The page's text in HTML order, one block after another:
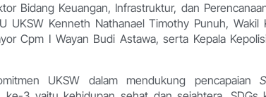
Bidang Keuangan, Infrastruktur, dan
UKSW Kenneth Nathanael Timothy Punuh, Wakil
Cpm I Wayan Budi Astawa, serta Kepala
UKSW dalam mendukung pencapaian